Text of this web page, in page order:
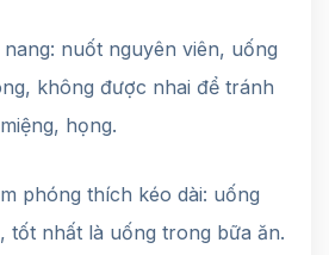
nuốt nguyên viên, uống
không được nhai để tránh
họng.
phóng thích kéo dài: uống
tốt nhất là uống trong bữa ăn.